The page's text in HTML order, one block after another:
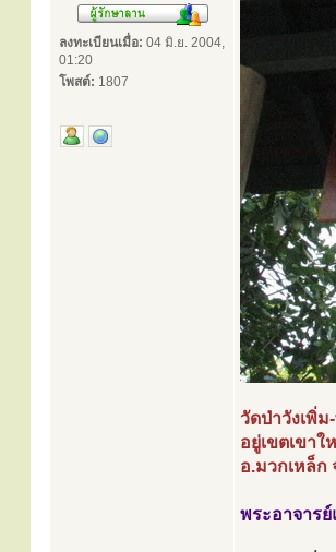
ลงทะเบียนเมื่อ: 04 มิ.ย. 2004,
01:20
โพสต์: 1807
วัดป่าวังเพิ่
อยู่เขตเขา
อ.มวกเหล็ก
พระอาจาร